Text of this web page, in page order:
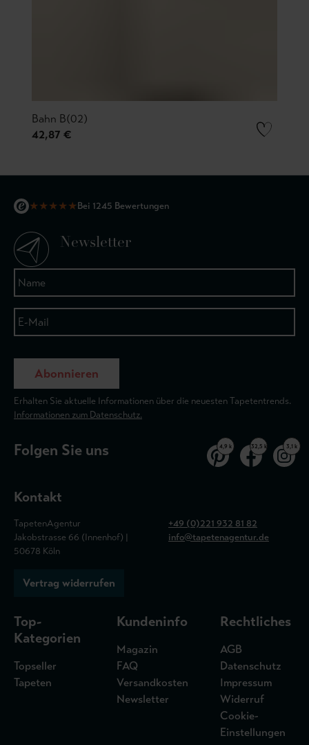
Bahn B(02)
42,87 €
★★★★★Bei 1245 Bewertungen
Newsletter
Abonnieren
Erhalten Sie aktuelle Informationen über die neuesten Tapetentrends.
Informationen zum Datenschutz.
Folgen Sie uns 4,9 k 32,5 k 3,1 k
Kontakt
TapetenAgentur
Jakobstrasse 66 (Innenhof) |
50678 Köln
+49 (0)221 932 81 82
info@tapetenagentur.de
Vertrag widerrufen
Top-
Kategorien
Topseller
Tapeten
Kundeninfo
Magazin
FAQ
Versandkosten
Newsletter
Rechtliches
AGB
Datenschutz
Impressum
Widerruf
Cookie-
Einstellungen